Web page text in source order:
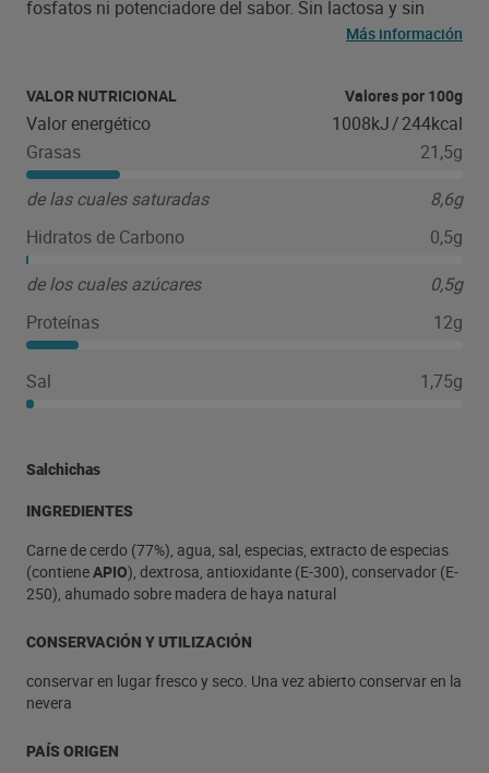
fosfatos ni potenciadore del sabor. Sin lactosa y sin
Más información
VALOR NUTRICIONAL Valores por 100g
Valor energético 1008kJ/244kcal
Grasas
21,5g
de las cuales saturadas
8,6g
Hidratos de Carbono
0,5g
de los cuales azúcares
0,5g
Proteínas
12g
Sal 1,75g
Salchichas
INGREDIENTES
Carne de cerdo (77%), agua, sal, especias, extracto de especias
(contieneAPIO), dextrosa, antioxidante (E-300), conservador (E-
250), ahumado sobre madera de haya natural
CONSERVACIÓN Y UTILIZACIÓN
conservar en lugar fresco y seco. Una vez abierto conservar en la
nevera
PAÍS ORIGEN